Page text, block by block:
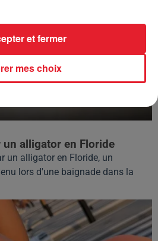
un alligator en Floride
un alligator en Floride, un
lors d'une baignade dans la
mes choix
et fermer